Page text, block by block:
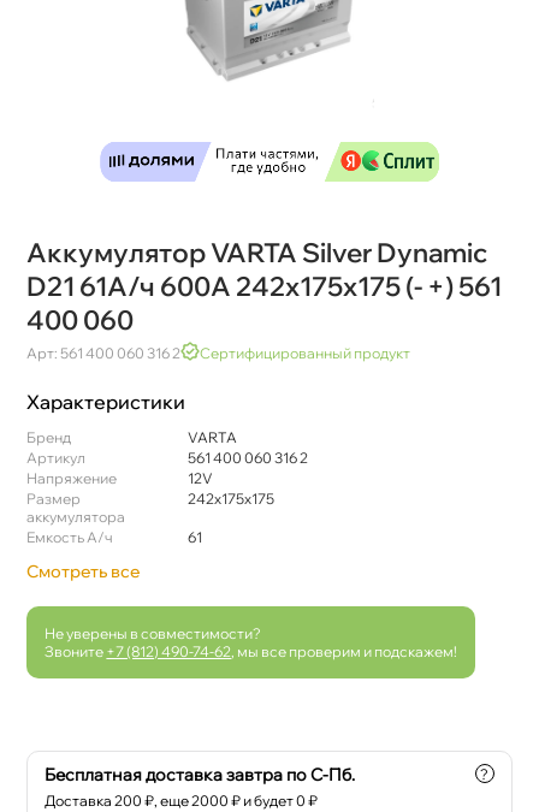
Аккумулятор VARTA Silver Dynamic
D21 61А/ч 600A 242x175x175 (- +) 561
400 060
Арт: 561 400 060 316 2 Сертифицированный продукт
Характеристики
Бренд
VARTA
Артикул
561 400 060 316 2
Напряжение
12V
Размер
аккумулятора
242x175x175
Емкость А/ч 61
Смотреть все
Не уверены в совместимости?
Звоните +7 (812) 490-74-62 , мы все проверим и подскажем!
Бесплатная доставка завтра по С-Пб.
Доставка200 ₽, еще2000 ₽ и будет 0 ₽
?